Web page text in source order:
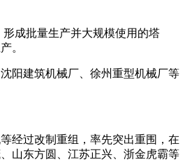
成批量生产并大规模使用的塔
。
阳建筑机械厂、徐州重型机械厂等
经过改制重组，率先突出重围，在
山东方圆、江苏正兴、浙金虎霸等